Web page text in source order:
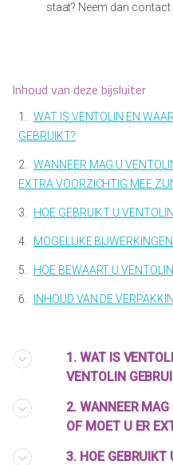
staat? Neem dan
Inhoud van deze bijsluiter
1.
WAT IS VENTOLIN EN
GEBRUIKT?
2.
WANNEER MAG U
EXTRA VOORZICHTIG MEE
3. HOE GEBRUIKT U
4. MOGELIJKE BIJWERKINGEN
5. HOE BEWAART U
6. INHOUD VAN DE
1. WAT IS
VENTOLIN
2. WANNEER
OF MOET U ER
3. HOE GEBRUIKT